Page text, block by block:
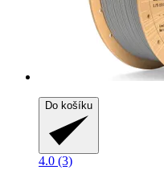
Do košíku
4.0 (3)